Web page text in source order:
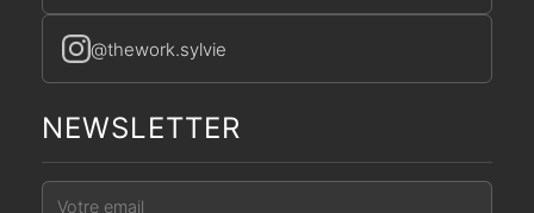
@thework.sylvie
NEWSLETTER